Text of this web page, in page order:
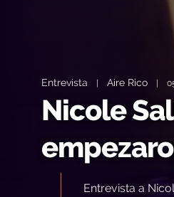
Entrevista | Aire Rico |
Nicole
Entrevista a